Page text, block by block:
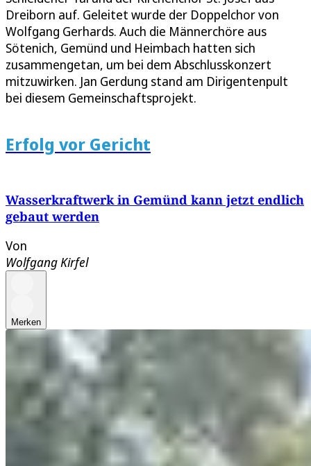
Dreiborn auf. Geleitet wurde der Doppelchor von
Wolfgang Gerhards. Auch die Männerchöre aus
Sötenich, Gemünd und Heimbach hatten sich
zusammengetan, um bei dem Abschlusskonzert
mitzuwirken. Jan Gerdung stand am Dirigentenpult
bei diesem Gemeinschaftsprojekt.
Erfolg vor Gericht
Wasserkraftwerk in Gemünd kann jetzt endlich
gebaut werden
Von
Wolfgang Kirfel
Merken